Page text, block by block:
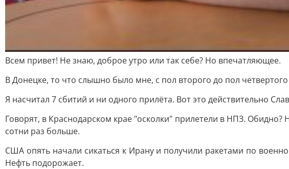
Всем привет! Не знаю, доброе утро или так себе? Но впечатляющее.
В Донецке, то что слышно было мне, с пол второго до пол
Я насчитал 7 сбитий и ни одного прилёта. Вот это действительно
Говорят, в Краснодарском крае "осколки" прилетели в НПЗ.
сотни раз больше.
США опять начали сикаться к Ирану и получили ракетами по
Нефть подорожает.